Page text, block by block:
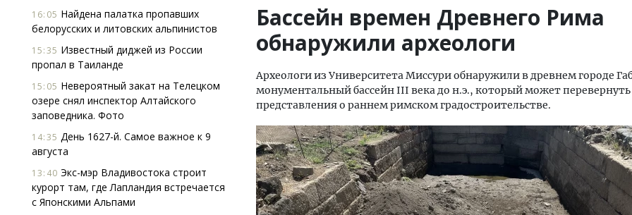
16:05 Найдена палатка пропавших
белорусских и литовских альпинистов
15:35 Известный диджей из России
пропал в Таиланде
15:05 Невероятный закат на Телецком
озере снял инспектор Алтайского
заповедника. Фото
14:35 День 1627-й. Самое важное к 9
августа
13:40 Экс-мэр Владивостока строит
курорт там, где Лапландия встречается
с Японскими Альпами
Бассейн времен Древнего Рима
обнаружили археологи
Археологи из Университета Миссури обнаружили в древнем городе
монументальный бассейн III века до н.э., который может перевернуть
представления о раннем римском градостроительстве.